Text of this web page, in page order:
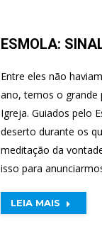
ESMOLA:
Entre eles não
ano, temos o grande
Igreja. Guiados pelo
deserto durante os
meditação da
isso para
LEIA MAIS